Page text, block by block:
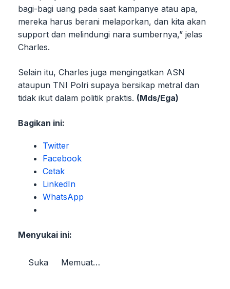
bagi-bagi uang pada saat kampanye atau apa,
mereka harus berani melaporkan, dan kita akan
support dan melindungi nara sumbernya,” jelas
Charles.
Selain itu, Charles juga mengingatkan ASN
ataupun TNI Polri supaya bersikap metral dan
tidak ikut dalam politik praktis. (Mds/Ega)
Bagikan ini:
Twitter
Facebook
Cetak
LinkedIn
WhatsApp
Menyukai ini:
Suka Memuat…